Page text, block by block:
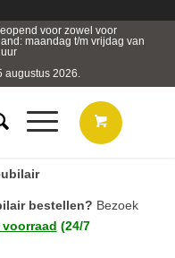
voor zowel voor
maandag t/m vrijdag van
augustus 2026.
bestellen? Bezoek
(24/7